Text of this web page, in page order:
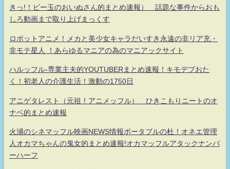
きっ!！ビー玉のおいぬさん的まとめ速報） 話題な事件からおも
しろ動画まで取り上げまっくす
ロボットアニメ！メカと美少女キャラだいすき永遠の非リア充・
非モテ星人 ！あらゆるマニアの為のマニアックサイト
ハルッフル-専業主夫的YOUTUBERまとめ速報！キモデブおた
く！初老人の介護生活！激動の1750日
アニゲタレスト（元祖！アニメッフル） ひきこもりニートのオ
ナベ的まとめ速報
火浦のシネマッフル映画NEWS情報ポータブルの杜！オネエ管理
人オカマちゃんの鬼女的まとめ速報!オカマッフルアタックナンバ
ーハーフ